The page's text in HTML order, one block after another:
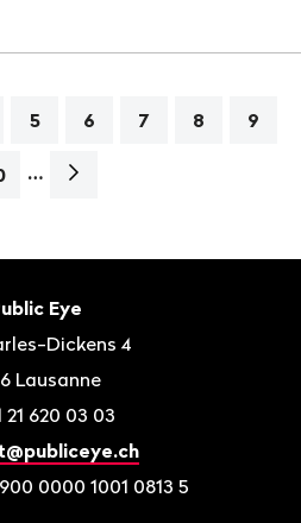
5 6 7 8 9
…
Page
Eye
Dickens 4
Lausanne
21 620 03 03
0000 1001 0813 5